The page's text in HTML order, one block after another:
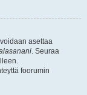
asettaa
. Seuraa
foorumin